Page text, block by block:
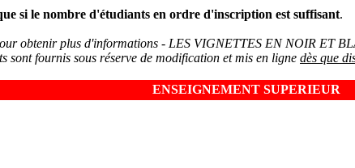
si le nombre d'étudiants en ordre d'inscription est suffisant.
obtenir plus d'informations - LES VIGNETTES EN NOIR
sont fournis sous réserve de modification et mis en ligne dès que
ENSEIGNEMENT SUPERIEUR